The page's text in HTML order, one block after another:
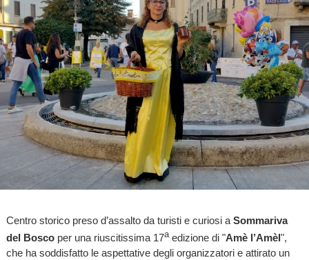
Centro storico preso d’assalto da turisti e curiosi a Sommariva
del Boscoper una riuscitissima 17a edizione di "Amè l’Amèl",
che ha soddisfatto le aspettative degli organizzatori e attirato un